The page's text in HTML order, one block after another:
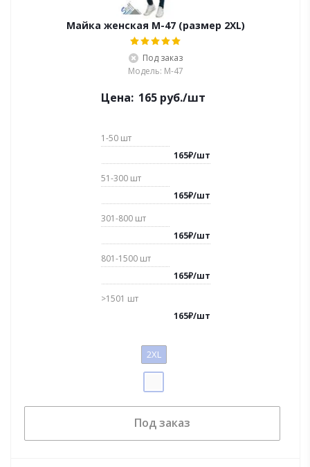
Майка женская M-47 (размер 2XL)
Под заказ
Модель: M-47
Цена: 165 руб./шт
1-50 шт
165₽/шт
51-300 шт
165₽/шт
301-800 шт
165₽/шт
801-1500 шт
165₽/шт
>1501 шт
165₽/шт
2XL
Под заказ